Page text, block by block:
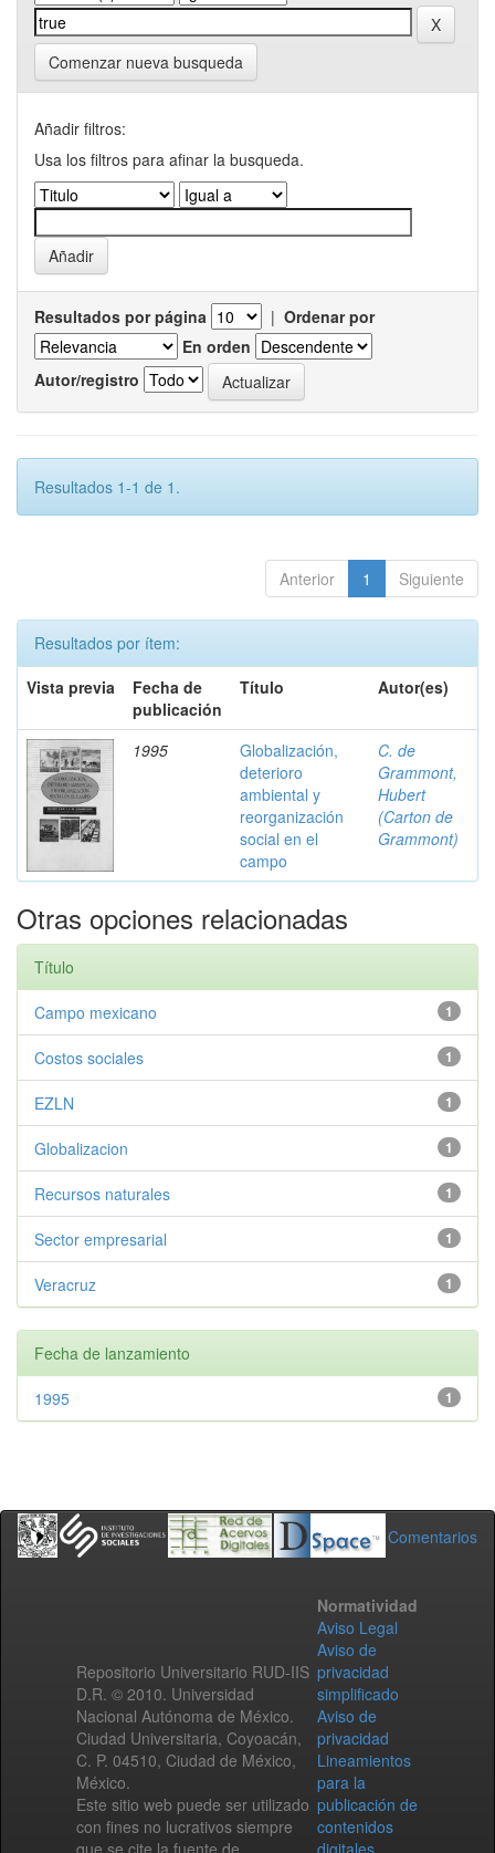
Comenzar nueva busqueda
Añadir filtros:
Usa los filtros para afinar la busqueda.
Resultados por página | Ordenar por
En orden
Autor/registro
Resultados 1-1 de 1.
Anterior 1 Siguiente
Resultados por ítem:
Vista previa
Fecha de
publicación
Título Autor(es)
1995
Globalización,
deterioro
ambiental y
reorganización
social en el
campo
C. de
Grammont,
Hubert
(Carton de
Grammont)
Otras opciones relacionadas
Título
1
Campo mexicano
1
Costos sociales
1
EZLN
1
Globalizacion
1
Recursos naturales
1
Sector empresarial
1
Veracruz
Fecha de lanzamiento
1
1995
Comentarios
Repositorio Universitario RUD-IIS
D.R. © 2010. Universidad
Nacional Autónoma de México.
Ciudad Universitaria, Coyoacán,
C. P. 04510, Ciudad de México,
México.
Este sitio web puede ser utilizado
con fines no lucrativos siempre
que se cite la fuente de
Normatividad
Aviso Legal
Aviso de
privacidad
simplificado
Aviso de
privacidad
Lineamientos
para la
publicación de
contenidos
digitales